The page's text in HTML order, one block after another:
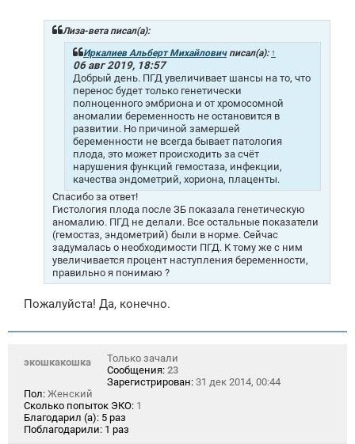
е
Лиза-вета писал(а):
Иркалиев Альберт Михайловичписал(а): ↑
06 авг 2019, 18:57
Добрый день. ПГД увеличивает шансы на то, что
перенос будет только генетически
полноценного эмбриона и от хромосомной
аномалии беременность не остановится в
развитии. Но причиной замершей
беременности не всегда бывает патология
плода, это может происходить за счёт
нарушения функций гемостаза, инфекции,
качества эндометрий, хориона, плаценты.
Спасибо за ответ!
Гистология плода после ЗБ показала генетическую
аномалию. ПГД не делали. Все остальные показатели
(гемостаз, эндометрий) были в норме. Сейчас
задумалась о необходимости ПГД. К тому же с ним
увеличивается процент наступления беременности,
правильно я понимаю ?
Пожалуйста! Да, конечно.
экошкакошка
Только зачали
Сообщения: 23
Зарегистрирован: 31 дек 2014, 00:44
Пол: Женский
Сколько попыток ЭКО: 1
Благодарил (а): 5 раз
Поблагодарили: 1 раз